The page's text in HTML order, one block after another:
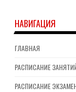
НАВИГАЦИЯ
ГЛАВНАЯ
РАСПИСАНИЕ
РАСПИСАНИЕ